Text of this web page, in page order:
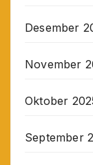
Desember
November
Oktober
September